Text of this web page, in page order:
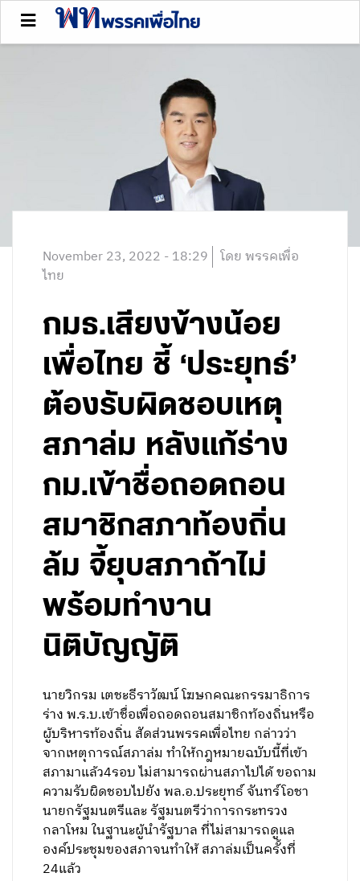
November 23, 2022 - 18:29 โดย พรรคเพื่อ
ไทย
กมธ.เสียงข้างน้อย
เพื่อไทย ชี้ ‘ประยุทธ์’
ต้องรับผิดชอบเหตุ
สภาล่ม หลังแก้ร่าง
กม.เข้าชื่อถอดถอน
สมาชิกสภาท้องถิ่น
ล้ม จี้ยุบสภาถ้าไม่
พร้อมทำงาน
นิติบัญญัติ
นายวิกรม เตชะธีราวัฒน์ โฆษกคณะกรรมาธิการ
ร่าง พ.ร.บ.เข้าชื่อเพื่อถอดถอนสมาชิกท้องถิ่นหรือ
ผู้บริหารท้องถิ่น สัดส่วนพรรคเพื่อไทย กล่าวว่า
จากเหตุการณ์สภาล่ม ทำให้กฎหมายฉบับนี้ที่เข้า
สภามาแล้ว4รอบ ไม่สามารถผ่านสภาไปได้ ขอถาม
ความรับผิดชอบไปยัง พล.อ.ประยุทธ์ จันทร์โอชา
นายกรัฐมนตรีและ รัฐมนตรีว่าการกระทรวง
กลาโหม ในฐานะผู้นำรัฐบาล ที่ไม่สามารถดูแล
องค์ประชุมของสภาจนทำให้ สภาล่มเป็นครั้งที่
24แล้ว